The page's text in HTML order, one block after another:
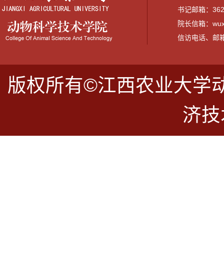
书记邮箱：
院长信箱：
信访电话、邮
版权所有©江西农业大学
济